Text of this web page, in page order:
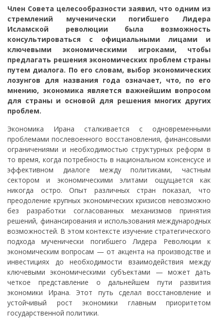
Член Совета целесообразности заявил, что одним из
стремлений мученически погибшего Лидера
Исламской революции была возможность
консультироваться с официальными лицами и
ключевыми экономическими игроками, чтобы
предлагать решения экономических проблем страны
путем диалога. По его словам, выбор экономических
лозунгов для названия года означает, что, по его
мнению, экономика является важнейшим вопросом
для страны и основой для решения многих других
проблем.
Экономика Ирана сталкивается с одновременными
проблемами послевоенного восстановления, финансовыми
ограничениями и необходимостью структурных реформ в
то время, когда потребность в национальном консенсусе и
эффективном диалоге между политиками, частным
сектором и экономическими элитами ощущается как
никогда остро. Опыт различных стран показал, что
преодоление крупных экономических кризисов невозможно
без разработки согласованных механизмов принятия
решений, финансирования и использования международных
возможностей. В этом контексте изучение стратегического
подхода мученически погибшего Лидера Революции к
экономическим вопросам — от акцента на производстве и
инвестициях до необходимости взаимодействия между
ключевыми экономическими субъектами — может дать
четкое представление о дальнейшем пути развития
экономики Ирана. Этот путь сделал восстановление и
устойчивый рост экономики главным приоритетом
государственной политики.